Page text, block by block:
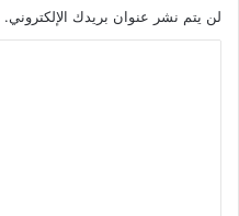
لن يتم نشر عنوان بريدك الإلكتروني.